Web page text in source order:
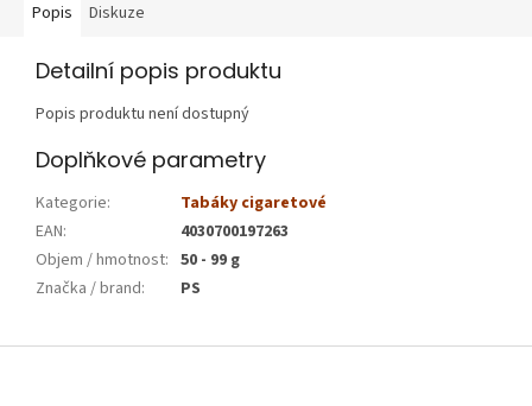
Popis Diskuze
Detailní popis produktu
Popis produktu není dostupný
Doplňkové parametry
Kategorie:
Tabáky cigaretové
EAN:
4030700197263
Objem / hmotnost: 50 - 99 g
Značka / brand: PS
Z